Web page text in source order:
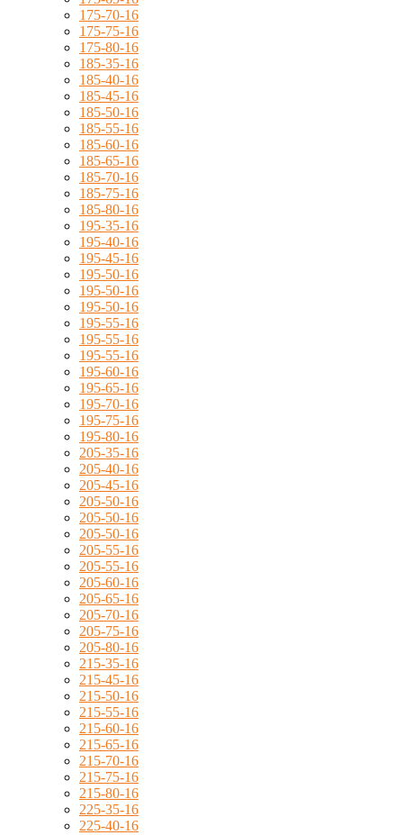
175-70-16
175-75-16
175-80-16
185-35-16
185-40-16
185-45-16
185-50-16
185-55-16
185-60-16
185-65-16
185-70-16
185-75-16
185-80-16
195-35-16
195-40-16
195-45-16
195-50-16
195-50-16
195-50-16
195-55-16
195-55-16
195-55-16
195-60-16
195-65-16
195-70-16
195-75-16
195-80-16
205-35-16
205-40-16
205-45-16
205-50-16
205-50-16
205-50-16
205-55-16
205-55-16
205-60-16
205-65-16
205-70-16
205-75-16
205-80-16
215-35-16
215-45-16
215-50-16
215-55-16
215-60-16
215-65-16
215-70-16
215-75-16
215-80-16
225-35-16
225-40-16